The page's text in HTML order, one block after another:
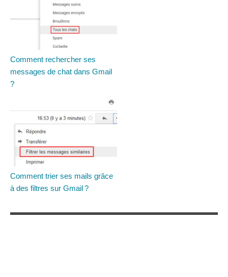
Comment rechercher ses
messages de chat dans Gmail
?
Comment trier ses mails grâce
à des filtres sur Gmail ?